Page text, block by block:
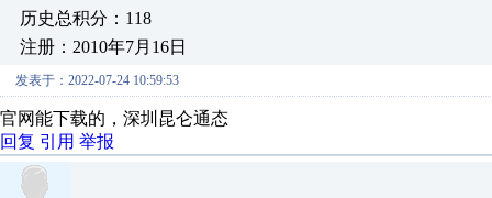
历史总积分：118
注册：2010年7月16日
发表于：2022-07-24 10:59:53
官网能下载的，深圳昆仑通态
回复 引用 举报